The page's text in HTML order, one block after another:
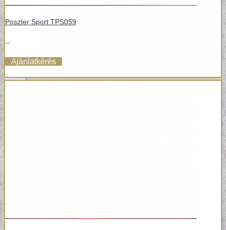
Poszter Sport TPS059
..
Ajánlatkérés